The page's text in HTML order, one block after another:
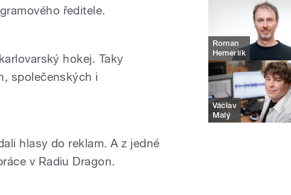
ředitele.
hokej. Taky
společenských i
hlasy do reklam. A z jedné
v Radiu Dragon.
Roman
Hemerlík
Václav
Malý